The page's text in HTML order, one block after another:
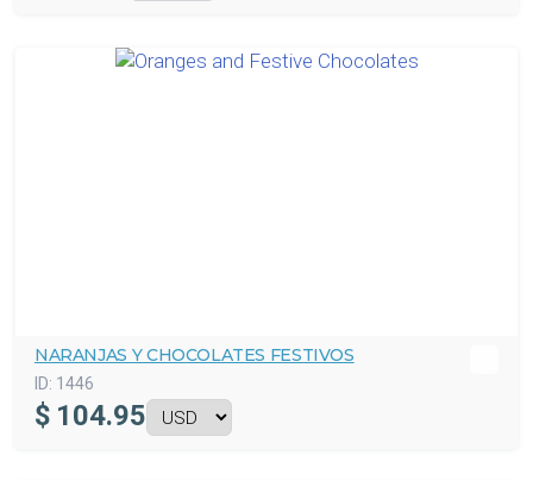
NARANJAS Y CHOCOLATES FESTIVOS
ID: 1446
$ 104.95